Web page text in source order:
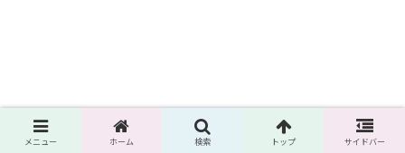
メニュー ホーム 検索 トップ サイドバー